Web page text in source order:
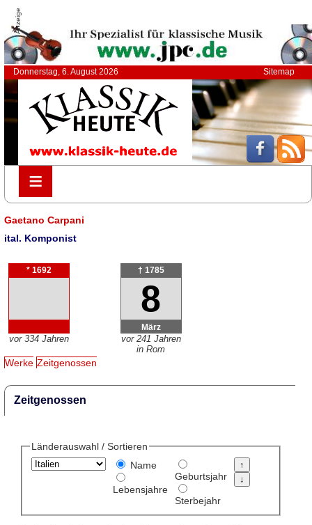
Anzeige
Donnerstag, 6. August 2026 Sitemap
≡
≡
Gaetano Carpani
ital. Komponist
* 1692
vor 334 Jahren
† 1785
8
März
vor 241 Jahren
in Rom
Werke Zeitgenossen
Zeitgenossen
Länderauswahl / Sortieren
Name
Lebensjahre
Geburtsjahr
Sterbejahr